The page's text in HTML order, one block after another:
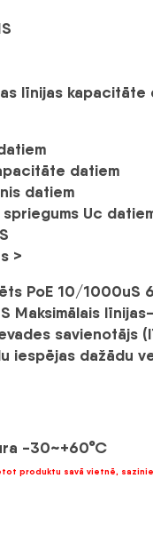
līnijas kapacitāte
datiem
datiem
spriegums Uc
>
PoE 10/1000uS
Maksimālais
savienotājs
iespējas dažādu
-30~+60°C
produktu savā vietnē,